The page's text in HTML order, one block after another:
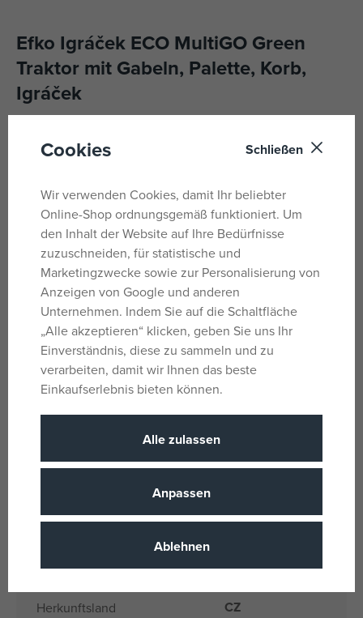
Efko Igráček ECO MultiGO Green
Traktor mit Gabeln, Palette, Korb,
Igráček
Ladegabeln und einem Korb mit Palette darf auf dem
Enthält eine Toyman-Figur, die perfekt in den Traktorsitz
passt. Kompatibel mit anderem MultiGO-Zubehör.
Umweltfreundliche Verpackung.
Hergestellt in der Tschechischen Republik.
Parameter
Jungen
Lizenz Ein Spielzeug
Produktlinie Igráček
Herkunftsland CZ
Cookies Schließen
Wir verwenden Cookies, damit Ihr beliebter
Online-Shop ordnungsgemäß funktioniert. Um
den Inhalt der Website auf Ihre Bedürfnisse
zuzuschneiden, für statistische und
Marketingzwecke sowie zur Personalisierung von
Anzeigen von Google und anderen
Unternehmen. Indem Sie auf die Schaltfläche
„Alle akzeptieren“ klicken, geben Sie uns Ihr
Einverständnis, diese zu sammeln und zu
verarbeiten, damit wir Ihnen das beste
Einkaufserlebnis bieten können.
Alle zulassen
Anpassen
Ablehnen